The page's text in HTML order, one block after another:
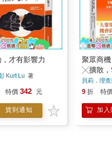
才有影響力
Kurt Lu 著
特價 342 元
貨到通知
聚眾商
╳擴散，
高互動
貝莉．理
伊．埃爾默
9 折 特
加入